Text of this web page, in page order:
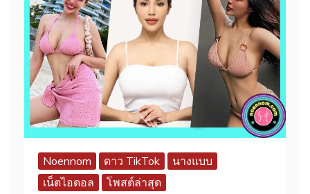
Noennom ดาว TikTok
นางแบบ
เน็ตไอดอล
โพสต์ล่าสุด